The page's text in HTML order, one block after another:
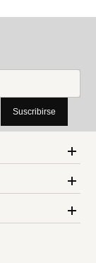
Suscribirse